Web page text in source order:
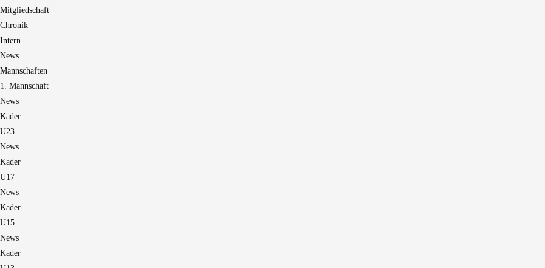
Mitgliedschaft
Chronik
Intern
News
Mannschaften
1. Mannschaft
News
Kader
U23
News
Kader
U17
News
Kader
U15
News
Kader